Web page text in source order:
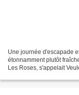
Une journée d'escapade
étonnamment plutôt
Les Roses, s'appelait